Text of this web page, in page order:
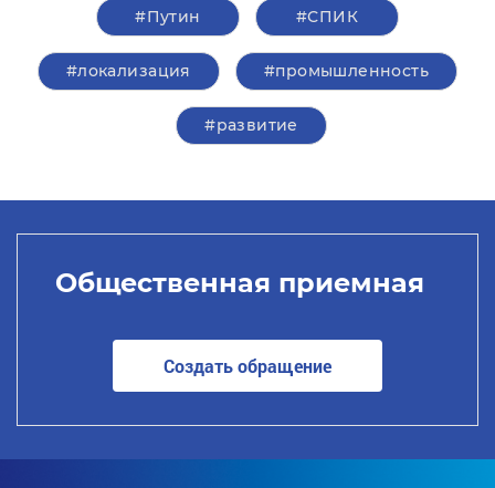
#Путин #СПИК
#локализация #промышленность
#развитие
Общественная приемная
Создать обращение